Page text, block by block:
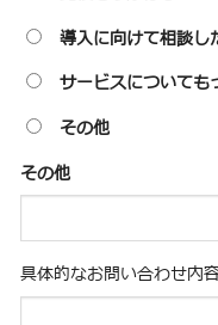
導入に向けて相談し
サービスについても
その他
その他
具体的なお問い合わせ内